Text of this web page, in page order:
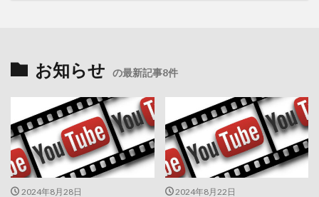
お知らせ の最新記事8件
2024年8月28日 2024年8月22日